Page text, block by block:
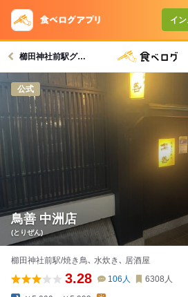
イ
櫛田神社前駅グルメへ
公式
鳥善 中洲店
(とりぜん)
櫛田神社前駅/焼き鳥､ 水炊き､ 居酒屋
3.28 106 人 6308 人
コースで使えるク
戻る
クーポンを利用せず予